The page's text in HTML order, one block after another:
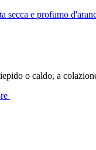
secca e profumo
o caldo, a